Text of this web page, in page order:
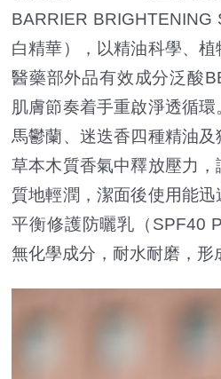
BARRIER
白精華），以精油科學、
醫藥部外品有效成分泛酸
肌膚節奏着手重啟淨透循環
馬鬱蘭、迷迭香四種精油
草本木質香氣中釋放壓力，
質地輕潤，潔面後使用能
平衡修護防曬乳（SPF40
無化學成分，耐水耐磨，形